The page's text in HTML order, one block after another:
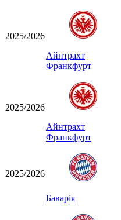
2025/2026
Айнтрахт
Франкфурт
2025/2026
Айнтрахт
Франкфурт
2025/2026
Баварія